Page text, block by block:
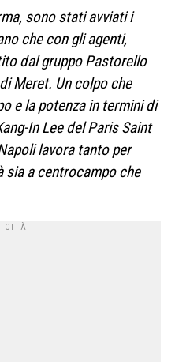
sono stati avviati i
che con gli agenti,
dal gruppo Pastorello
Meret. Un colpo che
e la potenza in termini di
In Lee del Paris Saint
lavora tanto per
sia a centrocampo che